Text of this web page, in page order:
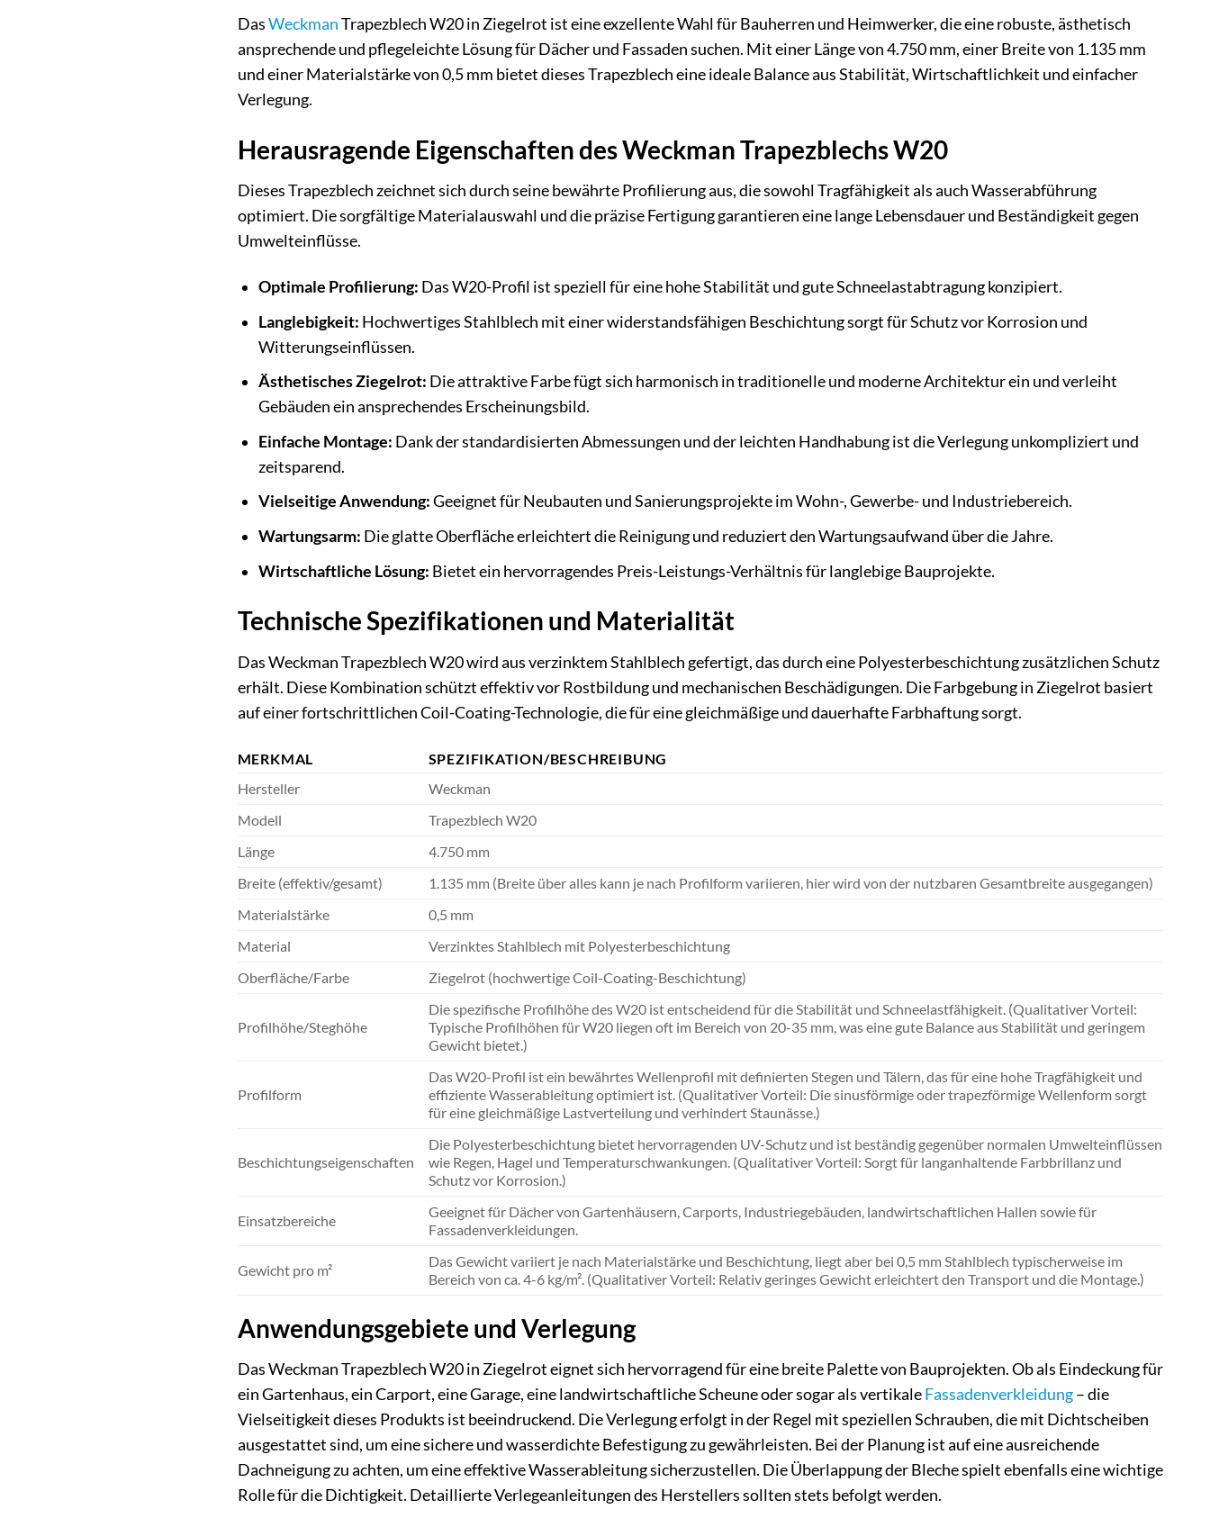
DasWeckmanTrapezblech W20 in Ziegelrot ist eine exzellente Wahl für Bauherren und Heimwerker, die eine robuste, ästhetisch
ansprechende und pflegeleichte Lösung für Dächer und Fassaden suchen. Mit einer Länge von 4.750 mm, einer Breite von 1.135 mm
und einer Materialstärke von 0,5 mm bietet dieses Trapezblech eine ideale Balance aus Stabilität, Wirtschaftlichkeit und einfacher
Verlegung.
Herausragende Eigenschaften des Weckman Trapezblechs W20
Dieses Trapezblech zeichnet sich durch seine bewährte Profilierung aus, die sowohl Tragfähigkeit als auch Wasserabführung
optimiert. Die sorgfältige Materialauswahl und die präzise Fertigung garantieren eine lange Lebensdauer und Beständigkeit gegen
Umwelteinflüsse.
Optimale Profilierung: Das W20-Profil ist speziell für eine hohe Stabilität und gute Schneelastabtragung konzipiert.
Langlebigkeit: Hochwertiges Stahlblech mit einer widerstandsfähigen Beschichtung sorgt für Schutz vor Korrosion und
Witterungseinflüssen.
Ästhetisches Ziegelrot: Die attraktive Farbe fügt sich harmonisch in traditionelle und moderne Architektur ein und verleiht
Gebäuden ein ansprechendes Erscheinungsbild.
Einfache Montage: Dank der standardisierten Abmessungen und der leichten Handhabung ist die Verlegung unkompliziert und
zeitsparend.
Vielseitige Anwendung:Geeignet für Neubauten und Sanierungsprojekte im Wohn-, Gewerbe- und Industriebereich.
Wartungsarm: Die glatte Oberfläche erleichtert die Reinigung und reduziert den Wartungsaufwand über die Jahre.
Wirtschaftliche Lösung: Bietet ein hervorragendes Preis-Leistungs-Verhältnis für langlebige Bauprojekte.
Technische Spezifikationen und Materialität
Das Weckman Trapezblech W20 wird aus verzinktem Stahlblech gefertigt, das durch eine Polyesterbeschichtung zusätzlichen Schutz
erhält. Diese Kombination schützt effektiv vor Rostbildung und mechanischen Beschädigungen. Die Farbgebung in Ziegelrot basiert
auf einer fortschrittlichen Coil-Coating-Technologie, die für eine gleichmäßige und dauerhafte Farbhaftung sorgt.
MERKMAL
SPEZIFIKATION/BESCHREIBUNG
Hersteller
Weckman
Modell
Trapezblech W20
Länge
4.750 mm
Breite (effektiv/gesamt)
1.135 mm (Breite über alles kann je nach Profilform variieren, hier wird von der nutzbaren Gesamtbreite ausgegangen)
Materialstärke
0,5 mm
Material
Verzinktes Stahlblech mit Polyesterbeschichtung
Oberfläche/Farbe
Ziegelrot (hochwertige Coil-Coating-Beschichtung)
Profilhöhe/Steghöhe
Die spezifische Profilhöhe des W20 ist entscheidend für die Stabilität und Schneelastfähigkeit. (Qualitativer Vorteil:
Typische Profilhöhen für W20 liegen oft im Bereich von 20-35 mm, was eine gute Balance aus Stabilität und geringem
Gewicht bietet.)
Profilform
Das W20-Profil ist ein bewährtes Wellenprofil mit definierten Stegen und Tälern, das für eine hohe Tragfähigkeit und
effiziente Wasserableitung optimiert ist. (Qualitativer Vorteil: Die sinusförmige oder trapezförmige Wellenform sorgt
für eine gleichmäßige Lastverteilung und verhindert Staunässe.)
Beschichtungseigenschaften
Die Polyesterbeschichtung bietet hervorragenden UV-Schutz und ist beständig gegenüber normalen Umwelteinflüssen
wie Regen, Hagel und Temperaturschwankungen. (Qualitativer Vorteil: Sorgt für langanhaltende Farbbrillanz und
Schutz vor Korrosion.)
Einsatzbereiche
Geeignet für Dächer von Gartenhäusern, Carports, Industriegebäuden, landwirtschaftlichen Hallen sowie für
Fassadenverkleidungen.
Gewicht pro m²
Das Gewicht variiert je nach Materialstärke und Beschichtung, liegt aber bei 0,5 mm Stahlblech typischerweise im
Bereich von ca. 4-6 kg/m². (Qualitativer Vorteil: Relativ geringes Gewicht erleichtert den Transport und die Montage.)
Anwendungsgebiete und Verlegung
Das Weckman Trapezblech W20 in Ziegelrot eignet sich hervorragend für eine breite Palette von Bauprojekten. Ob als Eindeckung für
ein Gartenhaus, ein Carport, eine Garage, eine landwirtschaftliche Scheune oder sogar als vertikaleFassadenverkleidung– die
Vielseitigkeit dieses Produkts ist beeindruckend. Die Verlegung erfolgt in der Regel mit speziellen Schrauben, die mit Dichtscheiben
ausgestattet sind, um eine sichere und wasserdichte Befestigung zu gewährleisten. Bei der Planung ist auf eine ausreichende
Dachneigung zu achten, um eine effektive Wasserableitung sicherzustellen. Die Überlappung der Bleche spielt ebenfalls eine wichtige
Rolle für die Dichtigkeit. Detaillierte Verlegeanleitungen des Herstellers sollten stets befolgt werden.